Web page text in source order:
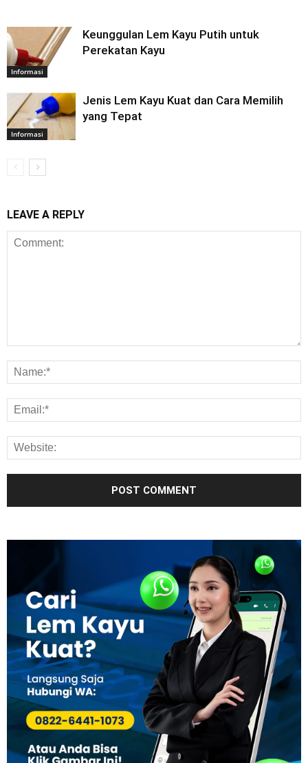
Informasi
Keunggulan Lem Kayu Putih untuk
Perekatan Kayu
Informasi
Jenis Lem Kayu Kuat dan Cara Memilih
yang Tepat
LEAVE A REPLY